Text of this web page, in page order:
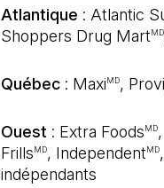
Atlantique : Atlantic
Shoppers Drug MartMD
Québec : MaxiMD,
Ouest : Extra FoodsMD
FrillsMD, IndependentMD
indépendants